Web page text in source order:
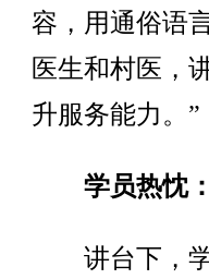
容，用通俗语
医生和村医，
升服务能力。”
学员热忱
讲台下，学